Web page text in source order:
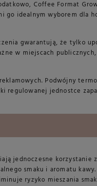
Coffee Format
idealnym wyborem dla
gwarantują, że tylko
w miejscach
Podwójny
jednostce
jednoczesne korzystanie
smaku i aromatu
ryzyko mieszania